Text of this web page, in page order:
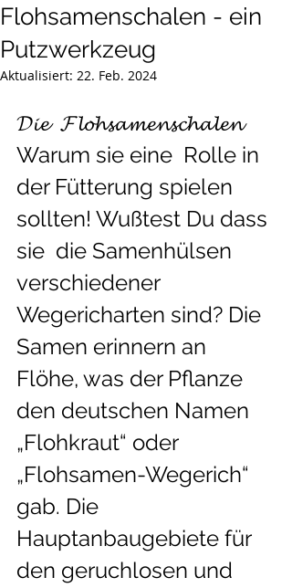
Flohsamenschalen - ein
Putzwerkzeug
Aktualisiert: 22. Feb. 2024
𝓓𝓲𝓮  𝓕𝓵𝓸𝓱𝓼𝓪𝓶𝓮𝓷𝓼𝓬𝓱𝓪𝓵𝓮𝓷
Warum sie eine  Rolle in
der Fütterung spielen
sollten! Wußtest Du dass
sie  die Samenhülsen
verschiedener
Wegericharten sind? Die
Samen erinnern an
Flöhe, was der Pflanze
den deutschen Namen
„Flohkraut“ oder
„Flohsamen-Wegerich“
gab. Die
Hauptanbaugebiete für
den geruchlosen und